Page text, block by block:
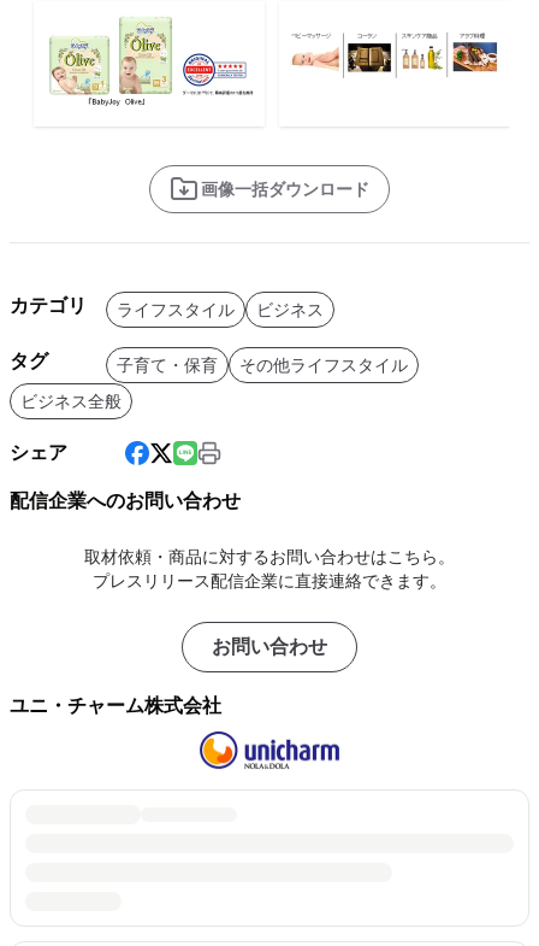
画像一括ダウンロード
カテゴリ ライフスタイル ビジネス
タグ 子育て・保育
その他ライフスタイル
ビジネス全般
シェア
配信企業へのお問い合わせ
取材依頼・商品に対するお問い合わせはこちら。
プレスリリース配信企業に直接連絡できます。
お問い合わせ
ユニ・チャーム株式会社